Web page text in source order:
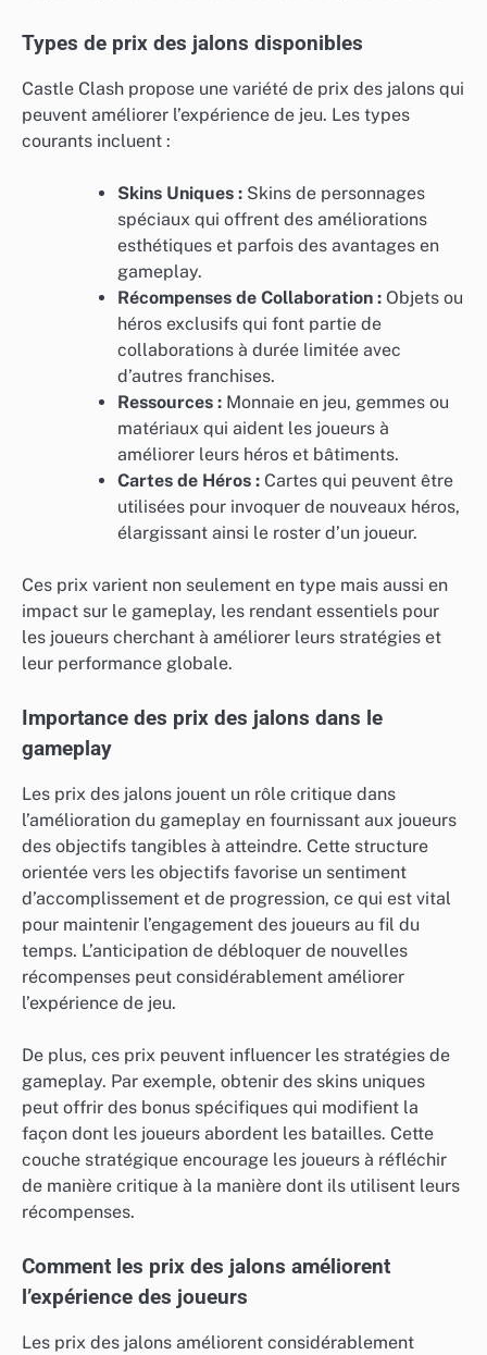
Types de prix des jalons disponibles
Castle Clash propose une variété de prix des jalons qui
peuvent améliorer l’expérience de jeu. Les types
courants incluent :
Skins Uniques : Skins de personnages
spéciaux qui offrent des améliorations
esthétiques et parfois des avantages en
gameplay.
Récompenses de Collaboration : Objets ou
héros exclusifs qui font partie de
collaborations à durée limitée avec
d’autres franchises.
Ressources : Monnaie en jeu, gemmes ou
matériaux qui aident les joueurs à
améliorer leurs héros et bâtiments.
Cartes de Héros : Cartes qui peuvent être
utilisées pour invoquer de nouveaux héros,
élargissant ainsi le roster d’un joueur.
Ces prix varient non seulement en type mais aussi en
impact sur le gameplay, les rendant essentiels pour
les joueurs cherchant à améliorer leurs stratégies et
leur performance globale.
Importance des prix des jalons dans le
gameplay
Les prix des jalons jouent un rôle critique dans
l’amélioration du gameplay en fournissant aux joueurs
des objectifs tangibles à atteindre. Cette structure
orientée vers les objectifs favorise un sentiment
d’accomplissement et de progression, ce qui est vital
pour maintenir l’engagement des joueurs au fil du
temps. L’anticipation de débloquer de nouvelles
récompenses peut considérablement améliorer
l’expérience de jeu.
De plus, ces prix peuvent influencer les stratégies de
gameplay. Par exemple, obtenir des skins uniques
peut offrir des bonus spécifiques qui modifient la
façon dont les joueurs abordent les batailles. Cette
couche stratégique encourage les joueurs à réfléchir
de manière critique à la manière dont ils utilisent leurs
récompenses.
Comment les prix des jalons améliorent
l’expérience des joueurs
Les prix des jalons améliorent considérablement